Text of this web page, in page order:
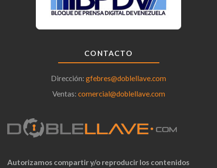
CONTACTO
Dirección: gfebres@doblellave.com
Ventas: comercial@doblellave.com
Autorizamos compartir y/o reproducir los contenidos